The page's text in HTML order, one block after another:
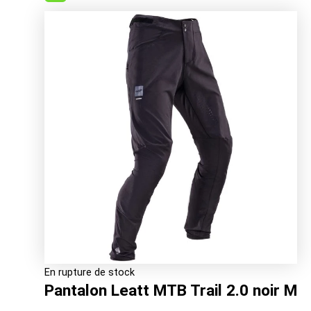
initial
était :
99.99€.
actuel
est :
84.02€.
En rupture de stock
Pantalon Leatt MTB Trail 2.0 noir M